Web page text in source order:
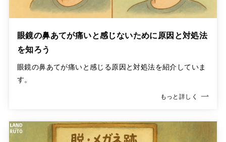
眼鏡の鼻あてが痛いと感じないために原因と対処法
を知ろう
眼鏡の鼻あてが痛いと感じる原因と対処法を紹介していま
す。
もっと詳しく